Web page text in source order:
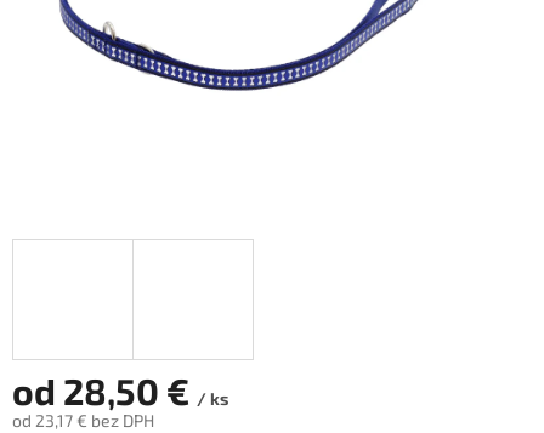
od 28,50 € / ks
od 23,17 € bez DPH